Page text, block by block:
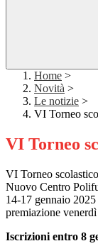
Home >
Novità >
Le notizie >
VI Torneo
VI Torneo
VI Torneo
Nuovo Centro
14-17 gennaio 2025
premiazione
Iscrizioni entro 8